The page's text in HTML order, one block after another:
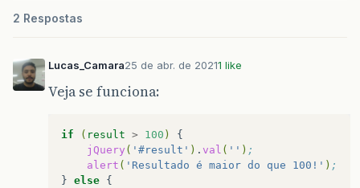
2 Respostas
Lucas_Camara25 de abr. de 20211 like
Veja se funciona:
if ( result > 100 )
jQuery ( '#result' ) . val ( '' ) ;
alert ( 'Resultado é maior do que 100!' ) ;
} else